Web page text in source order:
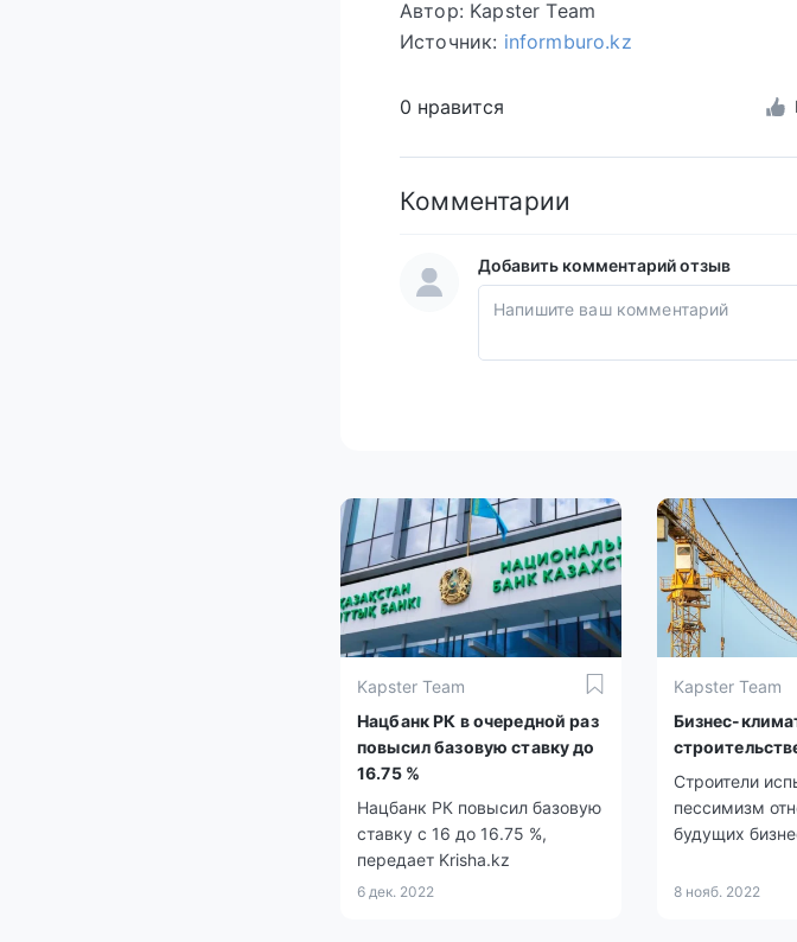
Автор: Kapster Team
Источник: informburo.kz
0 нравится
Комментарии
Добавить комментарий отзыв
Kapster Team
Нацбанк РК в очередной раз
повысил базовую ставку до
16.75 %
Нацбанк РК повысил базовую
ставку с 16 до 16.75 %,
передает Krisha.kz
6 дек. 2022
Kapster Team
Бизнес-
​Строители
пессимизм
будущих
8 нояб. 2022